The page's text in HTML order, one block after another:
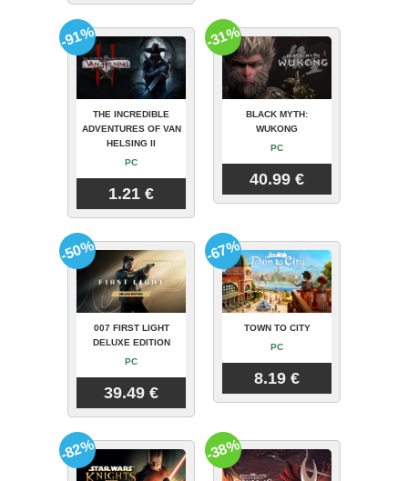
THE INCREDIBLE
ADVENTURES OF VAN
HELSING II
PC
1.21 €
-91%
BLACK MYTH:
WUKONG
PC
40.99 €
-31%
007 FIRST LIGHT
DELUXE EDITION
PC
39.49 €
-50%
TOWN TO CITY
PC
8.19 €
-67%
-82% -38%